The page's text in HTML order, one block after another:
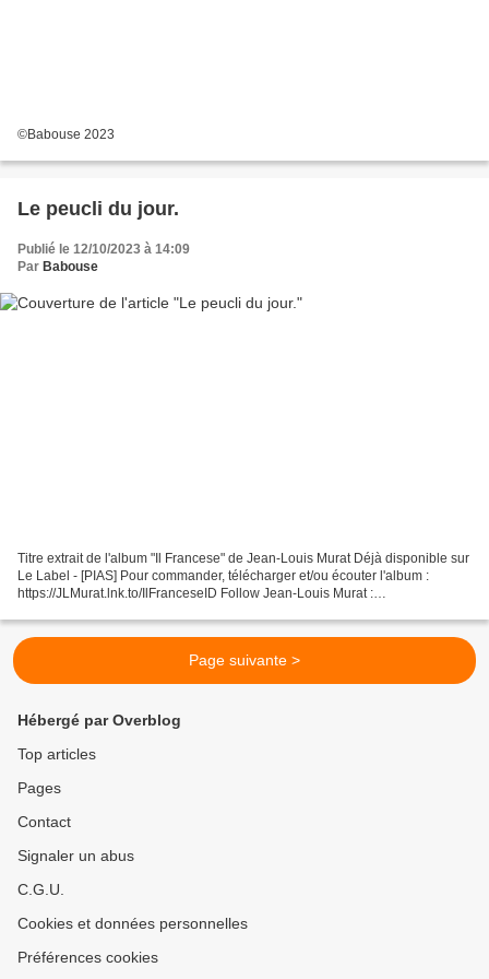
©Babouse 2023
Le peucli du jour.
Publié le 12/10/2023 à 14:09
Par Babouse
Titre extrait de l'album "Il Francese" de Jean-Louis Murat Déjà disponible sur
Le Label - [PIAS] Pour commander, télécharger et/ou écouter l'album :
https://JLMurat.lnk.to/IlFranceseID Follow Jean-Louis Murat :
http://www.instagram.com/jeanlouismurat/...
Page suivante >
Hébergé par Overblog
Top articles
Pages
Contact
Signaler un abus
C.G.U.
Cookies et données personnelles
Préférences cookies